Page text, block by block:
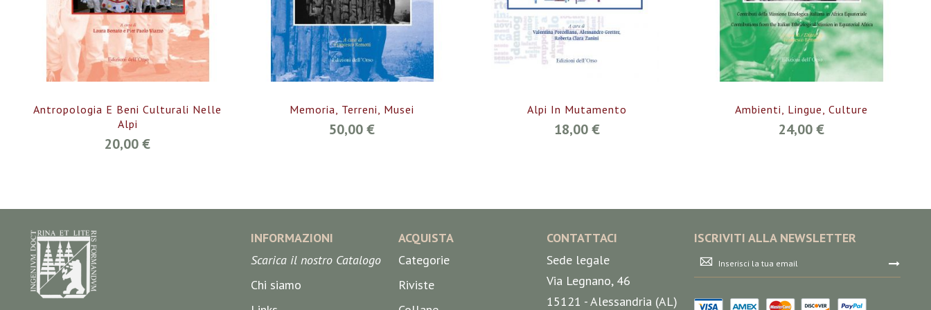
Antropologia E Beni Culturali Nelle
Alpi
20,00 €
Memoria, Terreni, Musei
50,00 €
Alpi In Mutamento
18,00 €
Ambienti, Lingue, Culture
24,00 €
INFORMAZIONI
Scarica il nostro Catalogo
Chi siamo
ACQUISTA
Categorie
Riviste
CONTATTACI
Sede legale
Via Legnano, 46
15121 - Alessandria (AL)
ISCRIVITI ALLA NEWSLETTER
Iscriviti
alla
nostra